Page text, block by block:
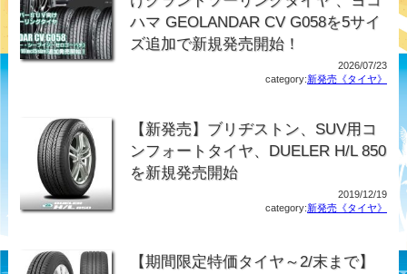
ハマ GEOLANDAR CV G058を5サイ
ズ追加で新規発売開始！
2026/07/23
category:新発売《タイヤ》
【新発売】ブリヂストン、SUV用コ
ンフォートタイヤ、DUELER H/L 850
を新規発売開始
2019/12/19
category:新発売《タイヤ》
【期間限定特価タイヤ～2/末まで】